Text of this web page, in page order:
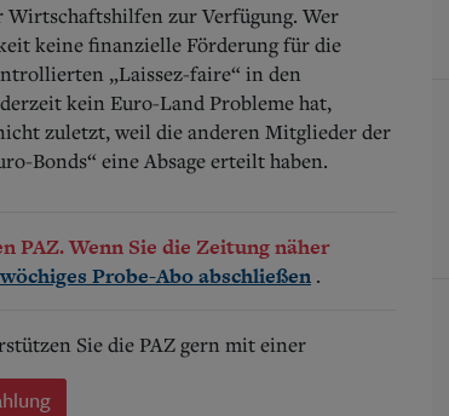
zur Verfügung. Wer
keine finanzielle Förderung für die
„Laissez-faire“ in den
kein Euro-Land Probleme hat,
zuletzt, weil die anderen Mitglieder der
Bonds“ eine Absage erteilt haben.
PAZ. Wenn Sie die Zeitung näher
Probe-Abo abschließen .
Sie die PAZ gern mit einer